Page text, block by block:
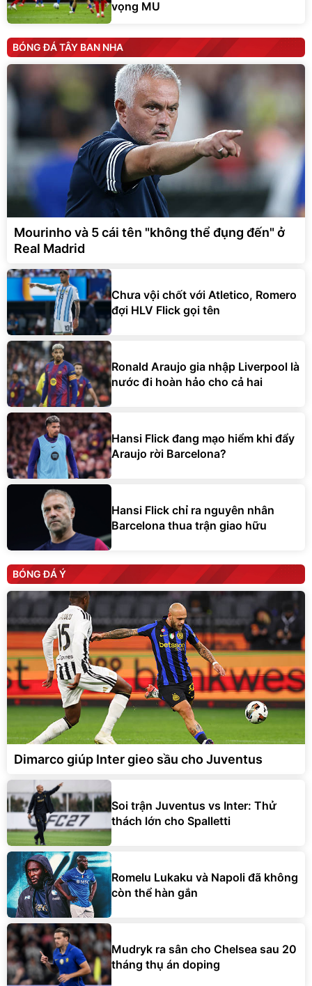
vọng MU
BÓNG ĐÁ TÂY BAN NHA
Mourinho và 5 cái tên "không thể đụng đến" ở
Real Madrid
Chưa vội chốt với Atletico, Romero
đợi HLV Flick gọi tên
Ronald Araujo gia nhập Liverpool là
nước đi hoàn hảo cho cả hai
Hansi Flick đang mạo hiểm khi đẩy
Araujo rời Barcelona?
Hansi Flick chỉ ra nguyên nhân
Barcelona thua trận giao hữu
BÓNG ĐÁ Ý
Dimarco giúp Inter gieo sầu cho Juventus
Soi trận Juventus vs Inter: Thử
thách lớn cho Spalletti
Romelu Lukaku và Napoli đã không
còn thể hàn gắn
Mudryk ra sân cho Chelsea sau 20
tháng thụ án doping